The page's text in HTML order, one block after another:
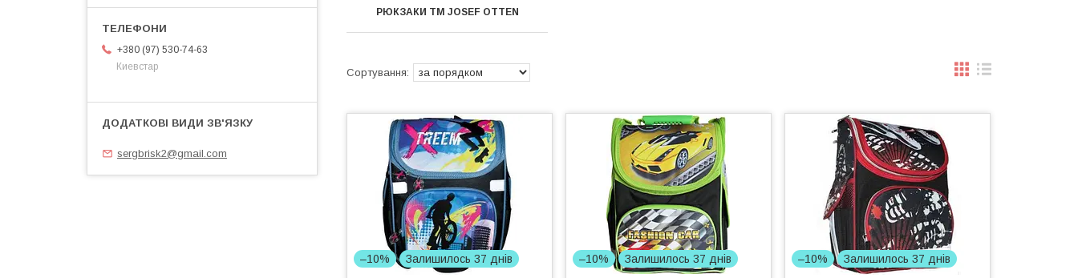
РЮКЗАКИ ТМ JOSEF OTTEN
–10% Залишилось 37 днів –10% Залишилось 37 днів –10% Залишилось 37 днів
+380 (97) 530-74-63
Киевстар
sergbrisk2@gmail.com